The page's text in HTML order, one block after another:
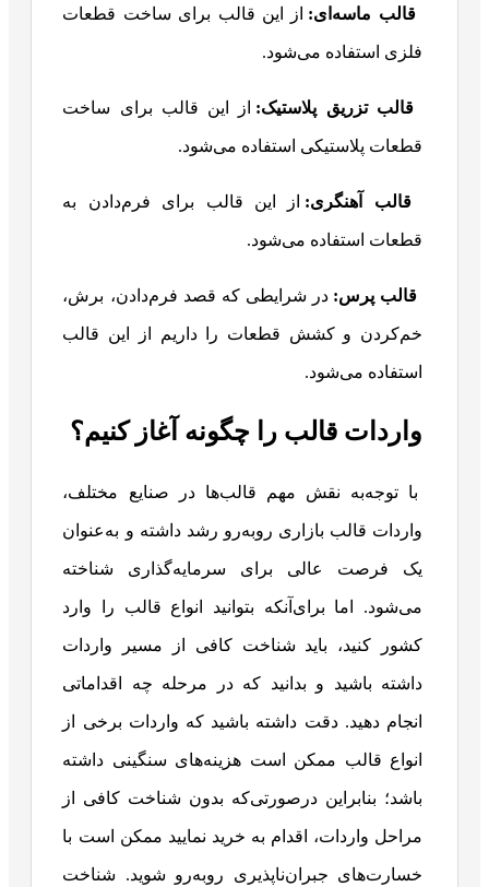
قالب ماسه‌ای: از این قالب برای ساخت قطعات
فلزی استفاده می‌شود.
قالب تزریق پلاستیک: از این قالب برای ساخت
قطعات پلاستیکی استفاده می‌شود.
قالب آهنگری: از این قالب برای فرم‌دادن به
قطعات استفاده می‌شود.
قالب پرس: در شرایطی که قصد فرم‌دادن، برش،
خم‌کردن و کشش قطعات را داریم از این قالب
استفاده می‌شود.
واردات قالب را چگونه آغاز کنیم؟
با توجه‌به نقش مهم قالب‌ها در صنایع مختلف،
واردات قالب بازاری روبه‌رو رشد داشته و به‌عنوان
یک فرصت عالی برای سرمایه‌گذاری شناخته
می‌شود. اما برای‌آنکه بتوانید انواع قالب را وارد
کشور کنید، باید شناخت کافی از مسیر واردات
داشته باشید و بدانید که در مرحله چه اقداماتی
انجام دهید. دقت داشته باشید که واردات برخی از
انواع قالب ممکن است هزینه‌های سنگینی داشته
باشد؛ بنابراین درصورتی‌که بدون شناخت کافی از
مراحل واردات، اقدام به خرید نمایید ممکن است با
خسارت‌های جبران‌ناپذیری روبه‌رو شوید. شناخت